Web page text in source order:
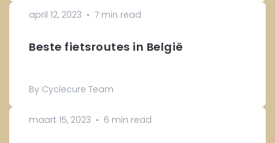
april 12, 2023 • 7 min read
Beste fietsroutes in België
By Cyclecure Team
maart 15, 2023 • 6 min read